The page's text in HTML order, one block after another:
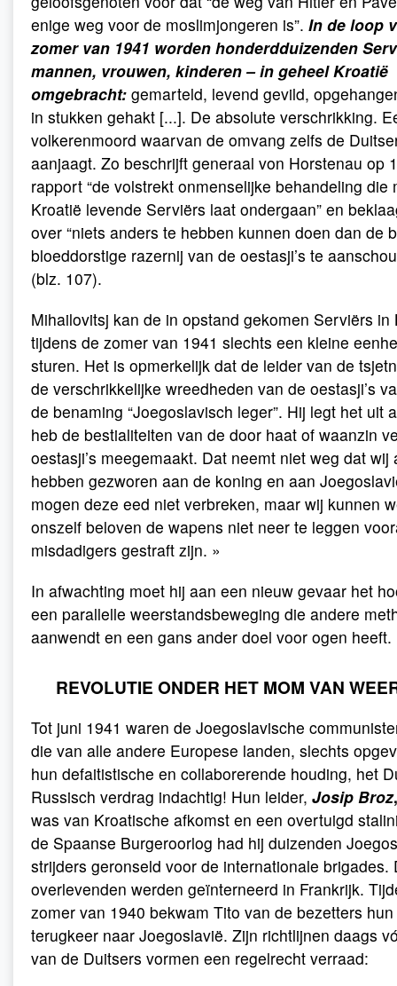
enige weg voor de moslimjongeren is”. In de loop
zomer van 1941 worden honderdduizenden
mannen, vrouwen, kinderen – in geheel Kroatië
omgebracht: gemarteld, levend gevild,
in stukken gehakt [...]. De absolute verschrikking.
volkerenmoord waarvan de omvang zelfs de
aanjaagt. Zo beschrijft generaal von Horstenau op
rapport “de volstrekt onmenselijke behandeling die
Kroatië levende Serviërs laat ondergaan” en
over “niets anders te hebben kunnen doen dan de
bloeddorstige razernij van de oestasji’s te
(blz. 107).
Mihailovitsj kan de in opstand gekomen Serviërs in
tijdens de zomer van 1941 slechts een kleine
sturen. Het is opmerkelijk dat de leider van de
de verschrikkelijke wreedheden van de oestasji’s
de benaming “Joegoslavisch leger”. Hij legt het uit
heb de bestialiteiten van de door haat of waanzin
oestasji’s meegemaakt. Dat neemt niet weg dat wij
hebben gezworen aan de koning en aan
mogen deze eed niet verbreken, maar wij kunnen
onszelf beloven de wapens niet neer te leggen
misdadigers gestraft zijn. »
In afwachting moet hij aan een nieuw gevaar het
een parallelle weerstandsbeweging die andere
aanwendt en een gans ander doel voor ogen heeft.
REVOLUTIE ONDER HET MOM VAN
Tot juni 1941 waren de Joegoslavische
die van alle andere Europese landen, slechts
hun defaitistische en collaborerende houding, het
Russisch verdrag indachtig! Hun leider, Josip Broz
was van Kroatische afkomst en een overtuigd
de Spaanse Burgeroorlog had hij duizenden
strijders geronseld voor de internationale brigades.
overlevenden werden geïnterneerd in Frankrijk.
zomer van 1940 bekwam Tito van de bezetters
terugkeer naar Joegoslavië. Zijn richtlijnen daags
van de Duitsers vormen een regelrecht verraad: